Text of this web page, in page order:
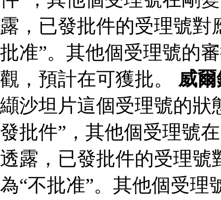
露，已發批件的受理號對
批准”。其他個受理號的
觀，預計在可獲批。 威
纈沙坦片這個受理號的狀
發批件”，其他個受理號
透露，已發批件的受理號
為“不批准”。其他個受理